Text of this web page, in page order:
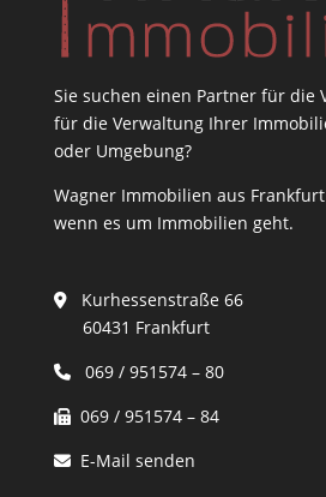
Sie suchen einen Partner für die
für die Verwaltung Ihrer
oder Umgebung?
Wagner Immobilien aus
wenn es um Immobilien geht.
Kurhessenstraße 66
60431 Frankfurt
069 / 951574 – 80
069 / 951574 – 84
E-Mail senden